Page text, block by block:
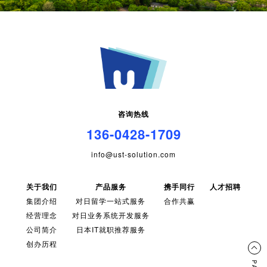
咨询热线
136-0428-1709
info@ust-solution.com
关于我们
集团介绍
经营理念
公司简介
创办历程
产品服务
对日留学一站式服务
对日业务系统开发服务
日本IT就职推荐服务
携手同行
合作共赢
人才招聘